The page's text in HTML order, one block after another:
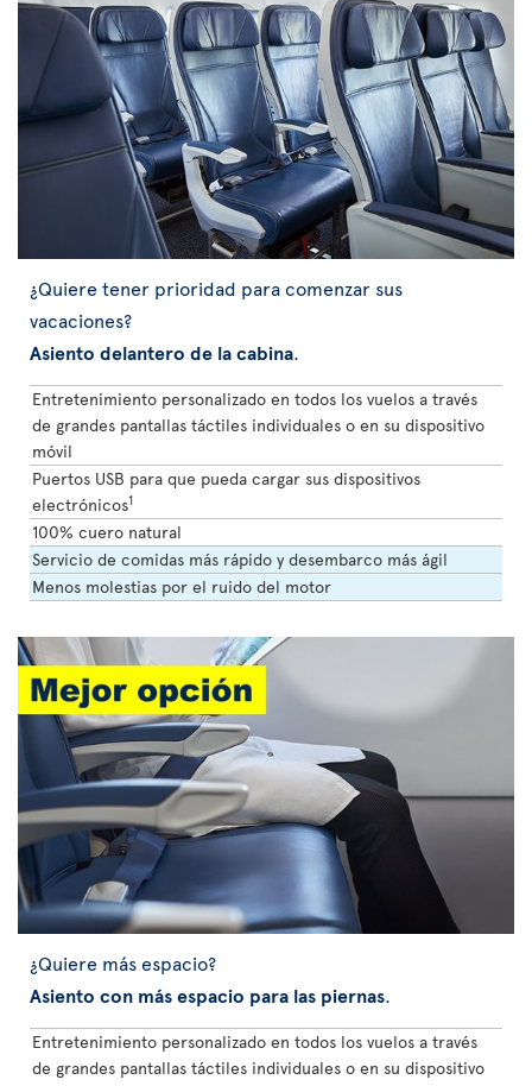
¿Quiere tener prioridad para comenzar sus
vacaciones?
Asiento delantero de la cabina.
Entretenimiento personalizado en todos los vuelos a través
de grandes pantallas táctiles individuales o en su dispositivo
móvil
Puertos USB para que pueda cargar sus dispositivos
electrónicos1
100% cuero natural
Servicio de comidas más rápido y desembarco más ágil
Menos molestias por el ruido del motor
¿Quiere más espacio?
Asiento con más espacio para las piernas.
Entretenimiento personalizado en todos los vuelos a través
de grandes pantallas táctiles individuales o en su dispositivo